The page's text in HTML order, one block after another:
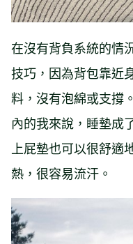
在沒有背負系統的情
技巧，因為背包靠近
料，沒有泡綿或支撐
內的我來說，睡墊成
上屁墊也可以很舒適
熱，很容易流汗。